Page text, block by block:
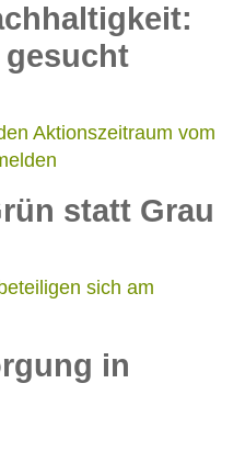
gesucht
Aktionszeitraum vom
statt Grau
sich am
in